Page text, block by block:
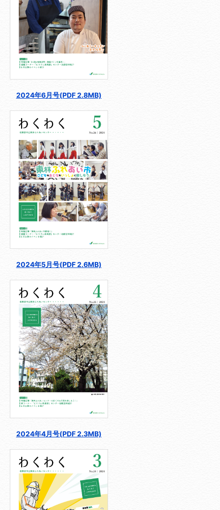
2024年6月号(PDF 2.8MB)
2024年5月号(PDF 2.6MB)
2024年4月号(PDF 2.3MB)